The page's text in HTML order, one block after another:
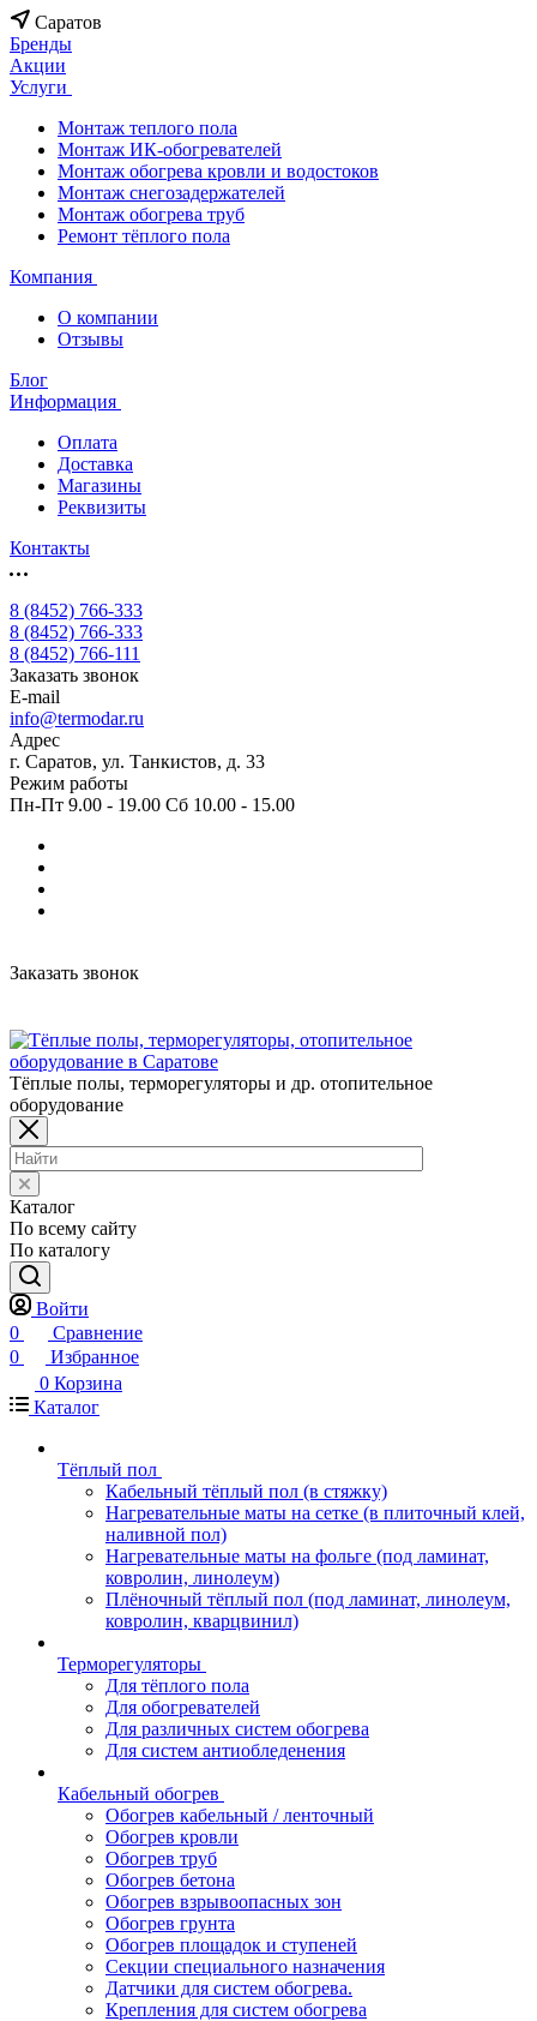
Саратов
Бренды
Акции
Услуги
Монтаж теплого пола
Монтаж ИК-обогревателей
Монтаж обогрева кровли и водостоков
Монтаж снегозадержателей
Монтаж обогрева труб
Ремонт тёплого пола
Компания
О компании
Отзывы
Блог
Информация
Оплата
Доставка
Магазины
Реквизиты
Контакты
8 (8452) 766-333
8 (8452) 766-333
8 (8452) 766-111
Заказать звонок
E-mail
info@termodar.ru
Адрес
г. Саратов, ул. Танкистов, д. 33
Режим работы
Пн-Пт 9.00 - 19.00 Сб 10.00 - 15.00
Заказать звонок
Тёплые полы, терморегуляторы и др. отопительное
оборудование
Каталог
По всему сайту
По каталогу
Войти
0
Сравнение
0
Избранное
0 Корзина
Каталог
Тёплый пол
Кабельный тёплый пол (в стяжку)
Нагревательные маты на сетке (в плиточный клей,
наливной пол)
Нагревательные маты на фольге (под ламинат,
ковролин, линолеум)
Плёночный тёплый пол (под ламинат, линолеум,
ковролин, кварцвинил)
Терморегуляторы
Для тёплого пола
Для обогревателей
Для различных систем обогрева
Для систем антиобледенения
Кабельный обогрев
Обогрев кабельный / ленточный
Обогрев кровли
Обогрев труб
Обогрев бетона
Обогрев взрывоопасных зон
Обогрев грунта
Обогрев площадок и ступеней
Секции специального назначения
Датчики для систем обогрева.
Крепления для систем обогрева